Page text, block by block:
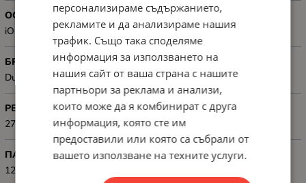
ОС
iOS 26
БРОЙ SIM КАРТИ
Dual eSIM (two active eSIMs; stores eight or more eSIMs)
РЕЗОЛЮЦИЯ
2736x1260
ПАМЕТ, GB
12GB
персонализираме съдържанието,
рекламите и да анализираме нашия
трафик. Също така споделяме
информация за използването на
нашия сайт от ваша страна с нашите
партньори за реклама и анализи,
които може да я комбинират с друга
информация, която сте им
предоставили или която са събрали от
вашето използване на техните услуги.